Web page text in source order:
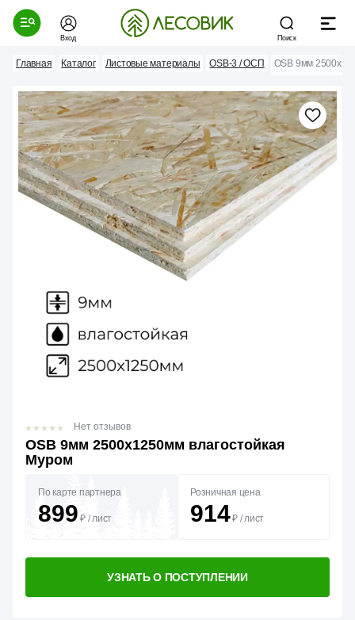
Вход Поиск
Главная Каталог Листовые материалы ОSB-3 / ОСП OSB 9мм
OSB 9мм 2500х1250мм влагостойкая
Муром
Нет отзывов
По карте партнера
899 ₽ /лист
Розничная цена
914₽ /лист
УЗНАТЬ О ПОСТУПЛЕНИИ